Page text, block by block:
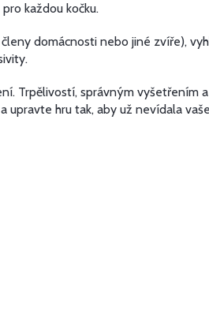
každou kočku.
domácnosti nebo jiné zvíře),
Trpělivostí, správným
hru tak, aby už nevídala